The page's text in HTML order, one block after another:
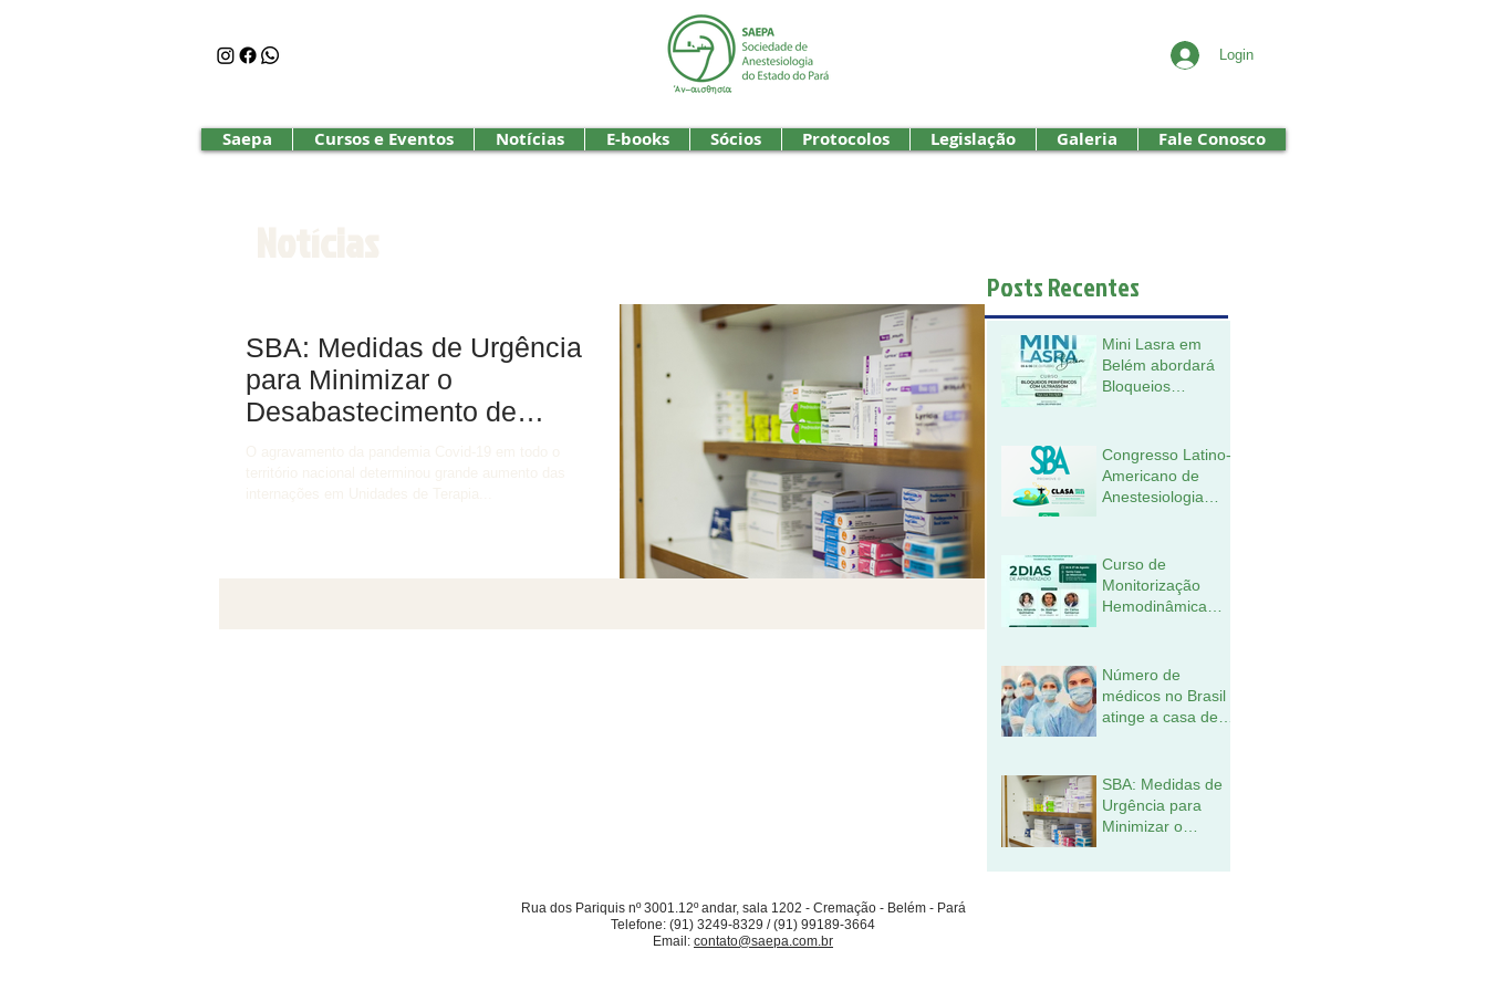
Login
Saepa Cursos e Eventos Notícias E-books Sócios Protocolos Legislação Galeria Fale Conosco
SBA: Medidas de Urgência
para Minimizar o
Desabastecimento de
Posts Recentes
Mini Lasra em
Belém abordará
Bloqueios
dias 5 e 6 de
outubro.
Congresso Latino-
Americano de
Anestesiologia
setembro no Rio
de Janeiro
Curso de
Monitorização
Hemodinâmica
nos dias 26 e 27
de agosto
Número de
médicos no Brasil
atinge a casa de
SBA: Medidas de
Urgência para
Minimizar o
de Fármacos
Rua dos Pariquis nº 3001.12º andar, sala 1202 - Cremação - Belém - Pará
Telefone: (91) 3249-8329 / (91) 99189-3664
Email: contato@saepa.com.br